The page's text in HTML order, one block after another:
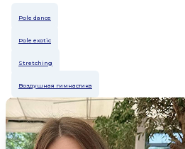
Pole dance
Pole exotic
Stretching
Воздушная гимнастика